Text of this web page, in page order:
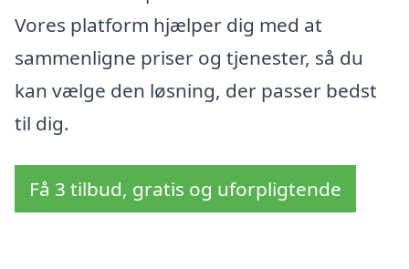
Vores platform hjælper dig med at
sammenligne priser og tjenester, så du
kan vælge den løsning, der passer bedst
til dig.
Få 3 tilbud, gratis og uforpligtende